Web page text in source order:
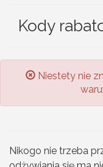
Kody
Niestety nie
Nikogo nie trzeba